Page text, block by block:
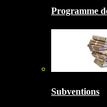
Programme
Subventions